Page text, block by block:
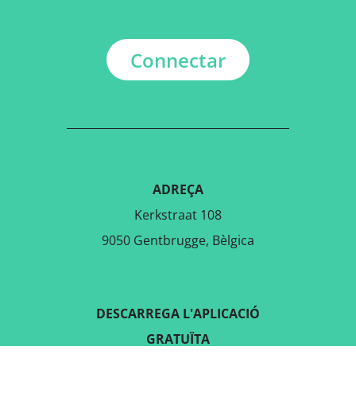
Connectar
ADREÇA
Kerkstraat 108
9050 Gentbrugge, Bèlgica
DESCARREGA L'APLICACIÓ
GRATUÏTA